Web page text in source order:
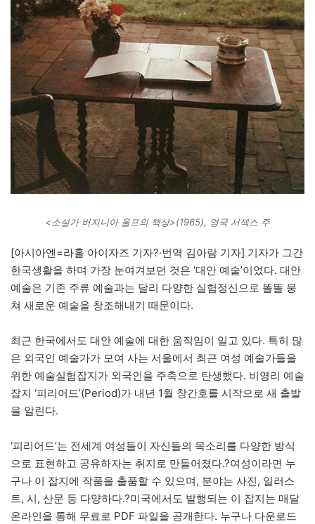
<소설가 버지니아 울프의 책상>(1965), 영국 서섹스 주
[아시아엔=라훌 아이자즈 기자?·번역 김아람 기자] 기자가 그간
한국생활을 하며 가장 눈여겨보던 것은 ‘대안 예술’이었다. 대안
예술은 기존 주류 예술과는 달리 다양한 실험정신으로 똘똘 뭉
쳐 새로운 예술을 창조해내기 때문이다.
최근 한국에서도 대안 예술에 대한 움직임이 일고 있다. 특히 많
은 외국인 예술가가 모여 사는 서울에서 최근 여성 예술가들을
위한 예술실험잡지가 외국인을 주축으로 탄생했다. 비영리 예술
잡지 ‘피리어드’(Period)가 내년 1월 창간호를 시작으로 새 출발
을 알린다.
‘피리어드’는 전세계 여성들이 자신들의 목소리를 다양한 방식
으로 표현하고 공유하자는 취지로 만들어졌다.?여성이라면 누
구나 이 잡지에 작품을 출품할 수 있으며, 분야는 사진, 일러스
트, 시, 산문 등 다양하다.?미국에서도 발행되는 이 잡지는 매달
온라인을 통해 무료로 PDF 파일을 공개한다. 누구나 다운로드